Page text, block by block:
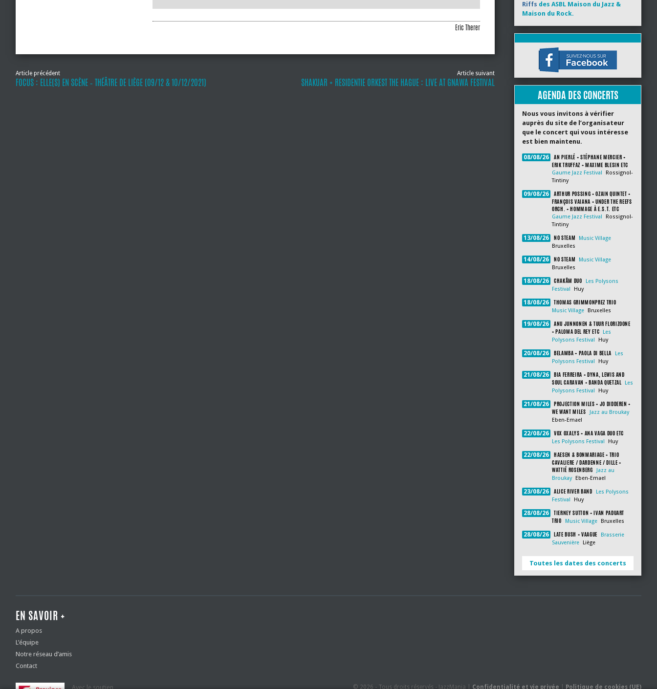
Eric Therer
Article précédent
FOCUS : ELLE(S) EN SCÈNE ‐ THÉÂTRE DE LIÈGE (09/12 & 10/12/2021)
Article suivant
SHAKUAR + RESIDENTIE ORKEST THE HAGUE : LIVE AT GNAWA FESTIVAL
Riffs des ASBL Maison du Jazz &
Maison du Rock.
AGENDA DES CONCERTS
Nous vous invitons à vérifier
auprès du site de l’organisateur
que le concert qui vous intéresse
est bien maintenu.
08/08/26
AN PIERLÉ + STÉPHANE MERCIER +
ERIK TRUFFAZ + MAXIME BLESIN ETC
Gaume Jazz Festival
Rossignol-
Tintiny
09/08/26
ARTHUR POSSING + OZAIN QUINTET +
FRANÇOIS VAIANA + UNDER THE REEFS
ORCH. + HOMMAGE À E.S.T. ETC
Gaume Jazz Festival
Rossignol-
Tintiny
13/08/26 NO STEAM
Music Village
Bruxelles
14/08/26 NO STEAM
Music Village
Bruxelles
18/08/26 CHAKÂM DUO
Les Polysons
Festival
Huy
18/08/26 THOMAS GRIMMONPREZ TRIO
Music Village Bruxelles
19/08/26
ANU JUNNONEN & TUUR FLORIZOONE
+ PALOMA DEL REY ETC
Les
Polysons Festival
Huy
20/08/26 BELAMBA + PAOLA DI BELLA
Les
Polysons Festival
Huy
21/08/26
BIA FERREIRA + DYNA, LEWIS AND
SOUL CARAVAN + BANDA QUETZAL
Les
Polysons Festival
Huy
21/08/26
PROJECTION MILES + JO DIDDEREN +
WE WANT MILES
Jazz au Broukay
Eben-Emael
22/08/26 VOX OXALYS + ANA VAGA DUO ETC
Les Polysons Festival Huy
22/08/26
HAESEN & BONMARIAGE + TRIO
CAVALIERE / DARDENNE / DILLE +
WATTIÉ ROSENBERG
Jazz au
Broukay
Eben-Emael
23/08/26 ALICE RIVER BAND
Les Polysons
Festival
Huy
28/08/26
TIERNEY SUTTON + IVAN PADUART
TRIO
Music Village Bruxelles
28/08/26 LATE BUSH + VAAGUE
Brasserie
Sauvenière
Liège
Toutes les dates des concerts
EN SAVOIR +
A propos
L’équipe
Notre réseau d’amis
Contact
Avec le soutien © 2026 - Tous droits réservés - JazzMania | Confidentialité et vie privée Politique de cookies (UE)